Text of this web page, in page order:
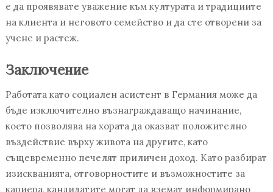
е да проявявате уважение към културата и традициите
на клиента и неговото семейство и да сте отворени за
учене и растеж.
Заключение
Работата като социален асистент в Германия може да
бъде изключително възнаграждаващо начинание,
което позволява на хората да оказват положително
въздействие върху живота на другите, като
същевременно печелят приличен доход. Като разбират
изискванията, отговорностите и възможностите за
кариера, кандидатите могат да вземат информирано